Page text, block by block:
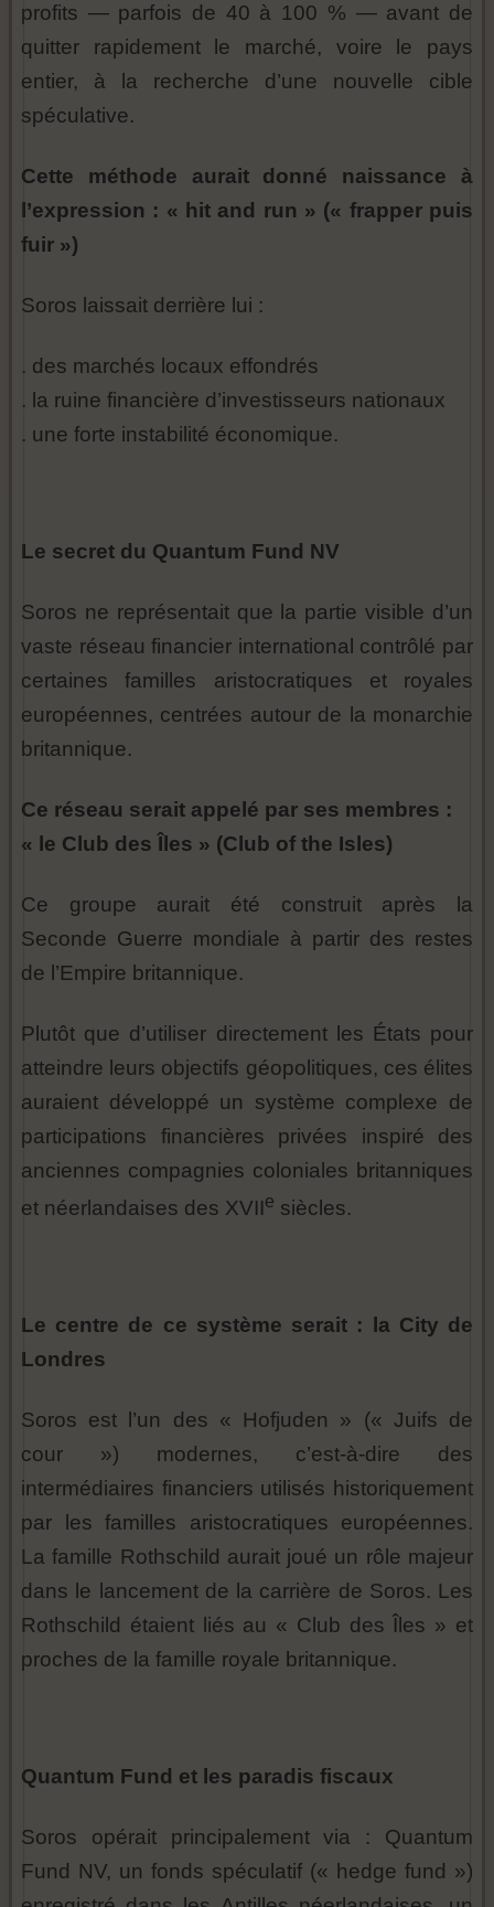
profits — parfois de 40 à 100 % — avant de
quitter rapidement le marché, voire le pays
entier, à la recherche d’une nouvelle cible
spéculative.
Cette méthode aurait donné naissance à
l’expression : « hit and run » (« frapper puis
fuir »)
Soros laissait derrière lui :
. des marchés locaux effondrés
. la ruine financière d’investisseurs nationaux
. une forte instabilité économique.
Le secret du Quantum Fund NV
Soros ne représentait que la partie visible d’un
vaste réseau financier international contrôlé par
certaines familles aristocratiques et royales
européennes, centrées autour de la monarchie
britannique.
Ce réseau serait appelé par ses membres :
« le Club des Îles » (Club of the Isles)
Ce groupe aurait été construit après la
Seconde Guerre mondiale à partir des restes
de l’Empire britannique.
Plutôt que d’utiliser directement les États pour
atteindre leurs objectifs géopolitiques, ces élites
auraient développé un système complexe de
participations financières privées inspiré des
anciennes compagnies coloniales britanniques
et néerlandaises des XVIIe siècles.
Le centre de ce système serait : la City de
Londres
Soros est l’un des « Hofjuden » (« Juifs de
cour ») modernes, c’est-à-dire des
intermédiaires financiers utilisés historiquement
par les familles aristocratiques européennes.
La famille Rothschild aurait joué un rôle majeur
dans le lancement de la carrière de Soros. Les
Rothschild étaient liés au « Club des Îles » et
proches de la famille royale britannique.
Quantum Fund et les paradis fiscaux
Soros opérait principalement via : Quantum
Fund NV, un fonds spéculatif (« hedge fund »)